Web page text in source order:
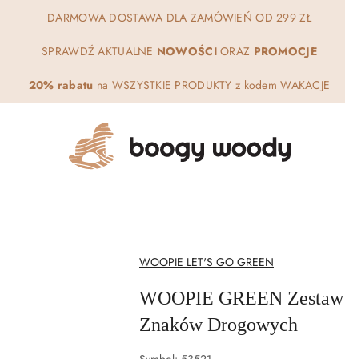
DARMOWA DOSTAWA DLA ZAMÓWIEŃ OD 299 ZŁ
SPRAWDŹ AKTUALNE NOWOŚCIORAZ PROMOCJE
20% rabatu na WSZYSTKIE PRODUKTY z kodem WAKACJE
NAZWA
PRODUCENTA:
WOOPIE LET'S GO GREEN
WOOPIE GREEN
Znaków Drogowych